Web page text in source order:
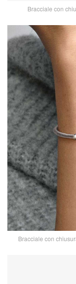
Bracciale con
Bracciale con